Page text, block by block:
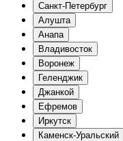
Санкт-Петербург
Алушта
Анапа
Владивосток
Воронеж
Геленджик
Джанкой
Ефремов
Иркутск
Каменск-Уральский